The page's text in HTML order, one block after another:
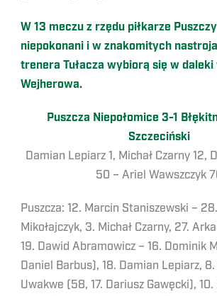
W 13 meczu z rzędu piłkarze
niepokonani i w znakomitych
trenera Tułacza wybiorą się w
Wejherowa.
Puszcza Niepołomice 3-1
Szczeciński
Damian Lepiarz 1, Michał Czarny 12,
50 – Ariel Wawszczyk
Puszcza: 12. Marcin Staniszewski –
Mikołajczyk, 3. Michał Czarny, 27.
19. Dawid Abramowicz – 16. Dominik
Daniel Barbus), 18. Damian Lepiarz,
Uwakwe (58, 17. Dariusz Gawęcki),